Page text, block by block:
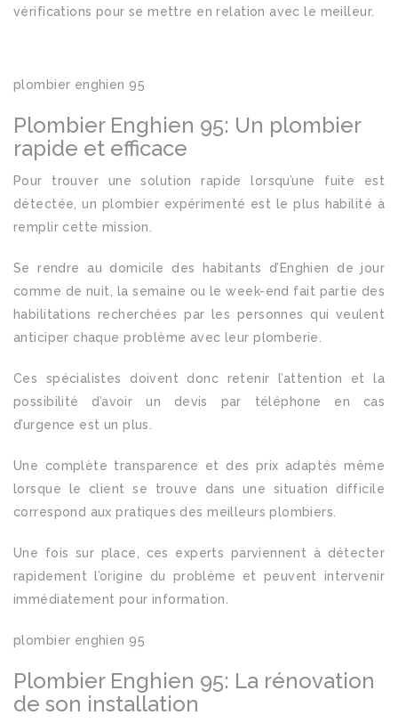
vérifications pour se mettre en relation avec le meilleur.
plombier enghien 95
Plombier Enghien 95: Un plombier
rapide et efficace
Pour trouver une solution rapide lorsqu’une fuite est
détectée, un plombier expérimenté est le plus habilité à
remplir cette mission.
Se rendre au domicile des habitants d’Enghien de jour
comme de nuit, la semaine ou le week-end fait partie des
habilitations recherchées par les personnes qui veulent
anticiper chaque problème avec leur plomberie.
Ces spécialistes doivent donc retenir l’attention et la
possibilité d’avoir un devis par téléphone en cas
d’urgence est un plus.
Une complète transparence et des prix adaptés même
lorsque le client se trouve dans une situation difficile
correspond aux pratiques des meilleurs plombiers.
Une fois sur place, ces experts parviennent à détecter
rapidement l’origine du problème et peuvent intervenir
immédiatement pour information.
plombier enghien 95
Plombier Enghien 95: La rénovation
de son installation